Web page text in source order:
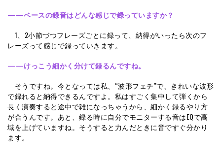
——ベースの録音はどんな感じで録っていますか？
1、2小節づつフレーズごとに録って、納得がいったら次のフ
レーズって感じで録っていきます。
——けっこう細かく分けて録るんですね。
そうですね。今となっては私、“波形フェチ”で、きれいな波形
で録れると納得できるんですよ。私はすごく集中して弾くから
長く演奏すると途中で雑になっちゃうから、細かく録るやり方
が合うんです。あと、録る時に自分でモニターする音はEQで高
域を上げていますね。そうすると力んだときに音ですぐ分かり
ます。